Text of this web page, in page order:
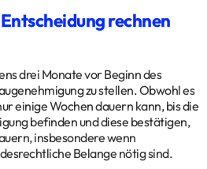
rechnen
drei Monate vor Beginn des
zu stellen. Obwohl es
einige Wochen dauern kann, bis die
befinden und diese bestätigen,
insbesondere wenn
Belange nötig sind.